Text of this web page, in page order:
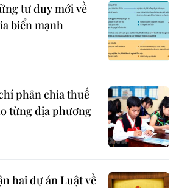
tư duy mới về
biển mạnh
phân chia thuế
từng địa phương
hai dự án Luật về